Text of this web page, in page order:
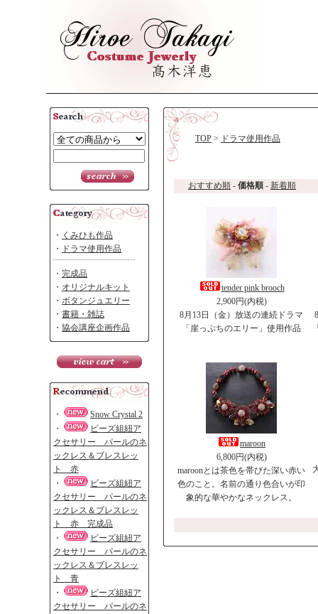
・ くみひも作品
・
ドラマ使用作品
・ 完成品
・ オリジナルキット
・ ボタンジュエリー
・ 書籍・雑誌
・ 協会講座企画作品
・
Snow Crystal 2
・
ビーズ組紐ア
クセサリー パールのネ
ックレス＆ブレスレッ
ト 赤
・
ビーズ組紐ア
クセサリー パールのネ
ックレス＆ブレスレッ
ト 赤 完成品
・
ビーズ組紐ア
クセサリー パールのネ
ックレス＆ブレスレッ
ト 青
・
ビーズ組紐ア
クセサリー パールのネ
TOP > ドラマ使用作品
おすすめ順 - 価格順 - 新着順
tender pink brooch
2,900円(内税)
8月13日（金）放送の連続ドラマ
「崖っぷちのエリー」使用作品
maroon
6,800円(内税)
maroonとは茶色を帯びた深い赤い
色のこと。名前の通り色合いが印
象的な華やかなネックレス。